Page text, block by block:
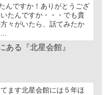
んですか！ありがとうござ
たんですか・・・でも貴
々がいたら、話てみたか
ある『北星会館』
ます北星会館には５年ほ